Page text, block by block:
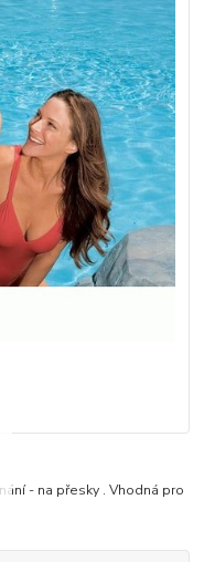
- na přesky . Vhodná pro